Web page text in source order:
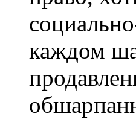
каждом